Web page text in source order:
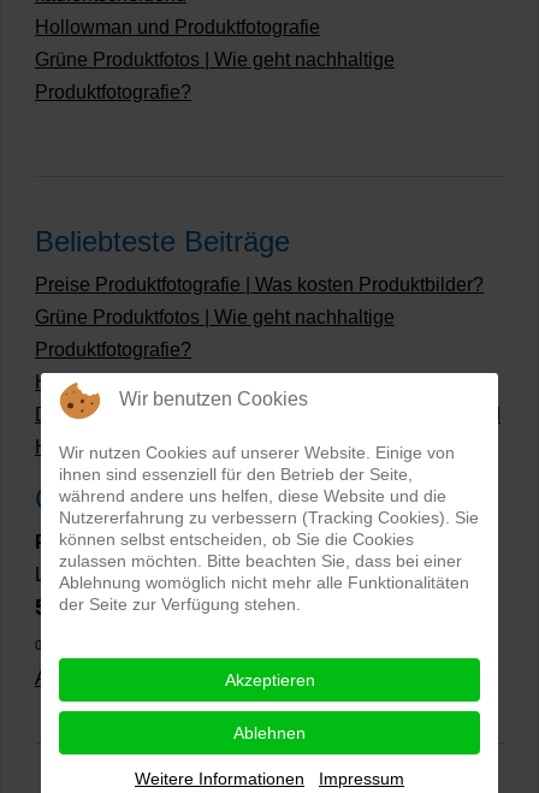
Hollowman und Produktfotografie
Grüne Produktfotos | Wie geht nachhaltige
Produktfotografie?
Beliebteste Beiträge
Preise Produktfotografie | Was kosten Produktbilder?
Grüne Produktfotos | Wie geht nachhaltige
Produktfotografie?
Hollow Man Fotografie | Darauf kommt es an!
Dateiformate und Bilder mit transparentem Hintergrund
Hollowman und Produktfotografie
Google Rezensionen
PRO-ducto GmbH, Fotografie und Bildbearbeitung in
Lichtenau
5,0⭐⭐⭐⭐⭐bei144 Google-Rezensionen
02.01.2026)
Alle Rezensionen ansehen|Bewertung abgeben
Wir benutzen Cookies
Wir nutzen Cookies auf unserer Website. Einige von
ihnen sind essenziell für den Betrieb der Seite,
während andere uns helfen, diese Website und die
Nutzererfahrung zu verbessern (Tracking Cookies). Sie
können selbst entscheiden, ob Sie die Cookies
zulassen möchten. Bitte beachten Sie, dass bei einer
Ablehnung womöglich nicht mehr alle Funktionalitäten
der Seite zur Verfügung stehen.
Akzeptieren
Ablehnen
Weitere Informationen Impressum